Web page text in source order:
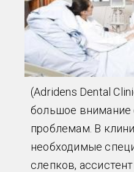
(Adridens Dental
большое внимание
проблемам. В
необходимые
слепков,